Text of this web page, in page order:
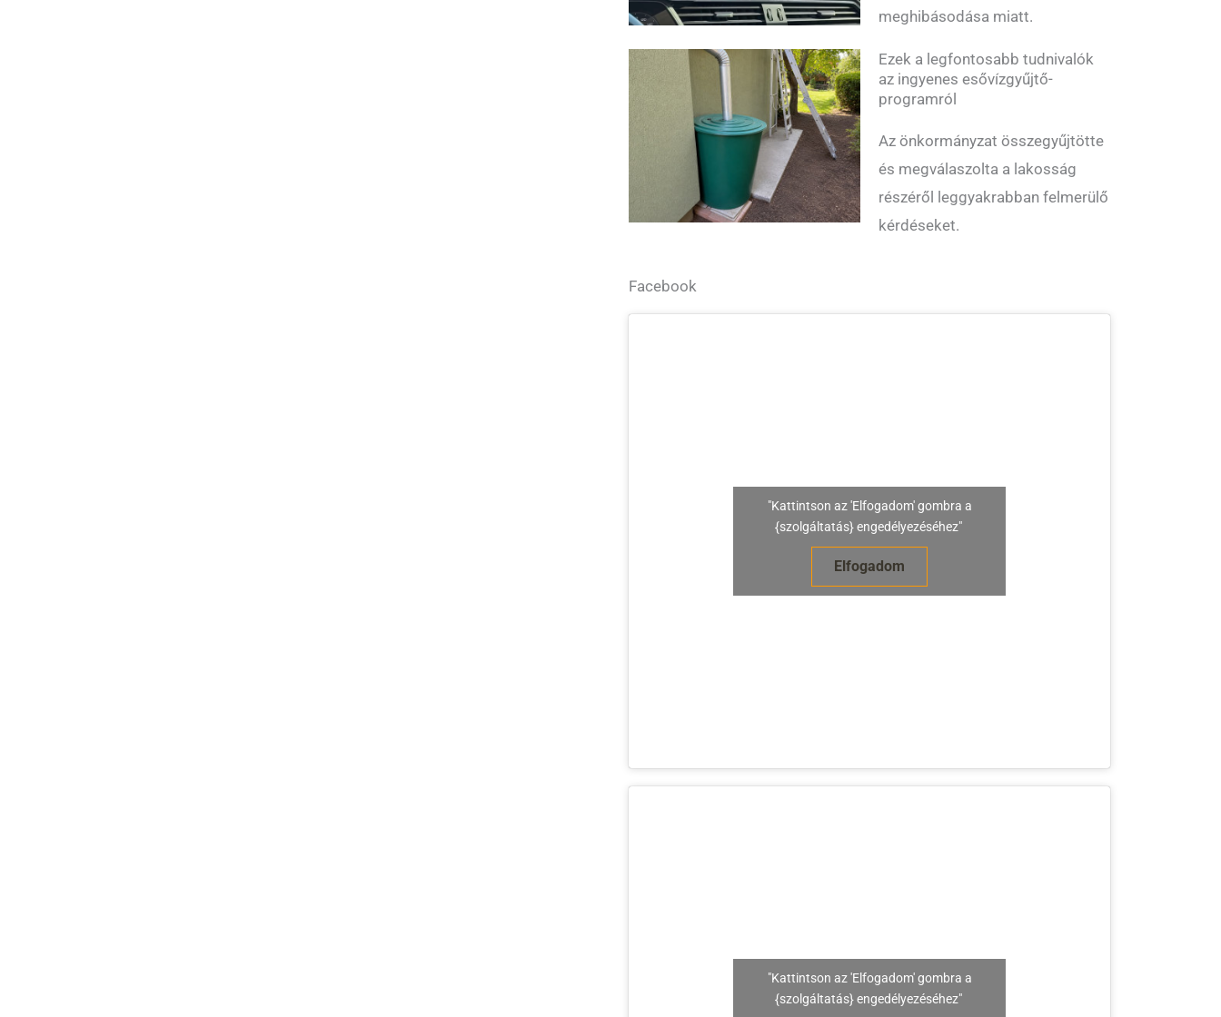
meghibásodása miatt.
Ezek a legfontosabb tudnivalók
az ingyenes esővízgyűjtő-
programról
Az önkormányzat összegyűjtötte
és megválaszolta a lakosság
részéről leggyakrabban felmerülő
kérdéseket.
Facebook
"Kattintson az 'Elfogadom' gombra a
{szolgáltatás} engedélyezéséhez"
Elfogadom
"Kattintson az 'Elfogadom' gombra a
{szolgáltatás} engedélyezéséhez"